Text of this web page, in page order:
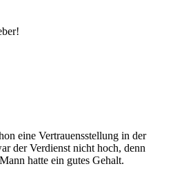
eine Vertrauensstellung in der
der Verdienst nicht hoch, denn
hatte ein gutes Gehalt.